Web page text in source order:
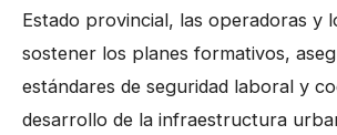
Estado provincial, las operadoras y
sostener los planes formativos,
estándares de seguridad laboral y
desarrollo de la infraestructura